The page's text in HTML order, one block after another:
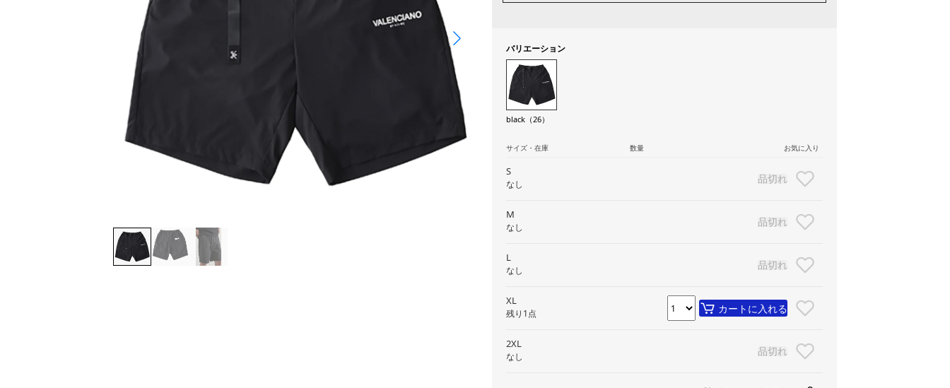
バリエーション
black（26）
サイズ・在庫 数量 お気に入り
S
なし 品切れ
M
なし 品切れ
L
なし 品切れ
XL
残り1点 カートに入れる
2XL
なし 品切れ